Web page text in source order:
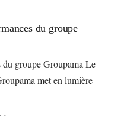
du groupe
groupe Groupama Le
met en lumière